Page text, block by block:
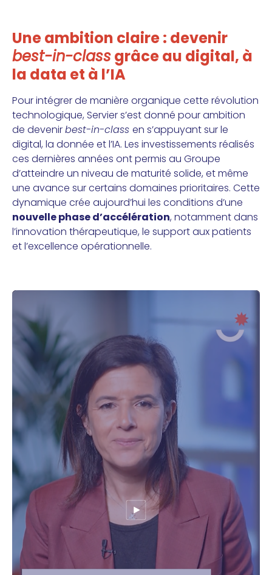
Une ambition claire : devenir
best-in-classgrâce au digital, à
la data et à l’IA
Pour intégrer de manière organique cette révolution
technologique, Servier s’est donné pour ambition
de devenirbest-in-class en s’appuyant sur le
digital, la donnée et l’IA. Les investissements réalisés
ces dernières années ont permis au Groupe
d’atteindre un niveau de maturité solide, et même
une avance sur certains domaines prioritaires. Cette
dynamique crée aujourd’hui les conditions d’une
nouvelle phase d’accélération, notamment dans
l’innovation thérapeutique, le support aux patients
et l’excellence opérationnelle.